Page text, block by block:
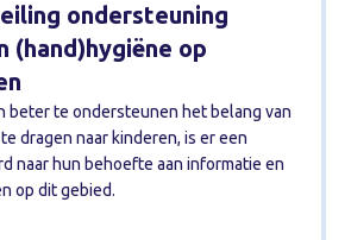
ondersteuning
(hand)hygiëne op
beter te ondersteunen het belang van
dragen naar kinderen, is er een
naar hun behoefte aan informatie en
op dit gebied.